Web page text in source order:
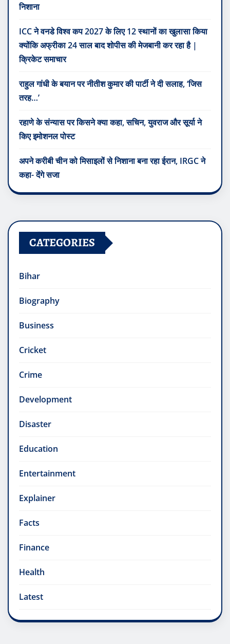
निशाना
ICC ने वनडे विश्व कप 2027 के लिए 12 स्थानों का खुलासा किया
क्योंकि अफ्रीका 24 साल बाद शोपीस की मेजबानी कर रहा है |
क्रिकेट समाचार
राहुल गांधी के बयान पर नीतीश कुमार की पार्टी ने दी सलाह, ‘जिस
तरह…’
रहाणे के संन्यास पर किसने क्या कहा, सचिन, युवराज और सूर्या ने
किए इमोशनल पोस्ट
अपने करीबी चीन को मिसाइलों से निशाना बना रहा ईरान, IRGC ने
कहा- देंगे सजा
CATEGORIES
Bihar
Biography
Business
Cricket
Crime
Development
Disaster
Education
Entertainment
Explainer
Facts
Finance
Health
Latest